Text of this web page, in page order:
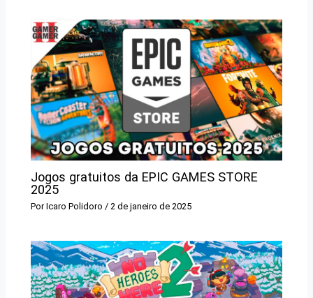
Jogos gratuitos da EPIC GAMES STORE
2025
PorIcaro Polidoro / 2 de janeiro de 2025